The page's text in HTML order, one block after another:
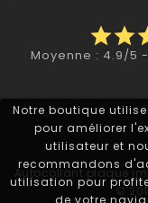
Notre boutique
pour améliorer
utilisateur et
recommandons
utilisation pour
de votre
starstar
Moyenne : 4.9/5
Autocollant plaque
©